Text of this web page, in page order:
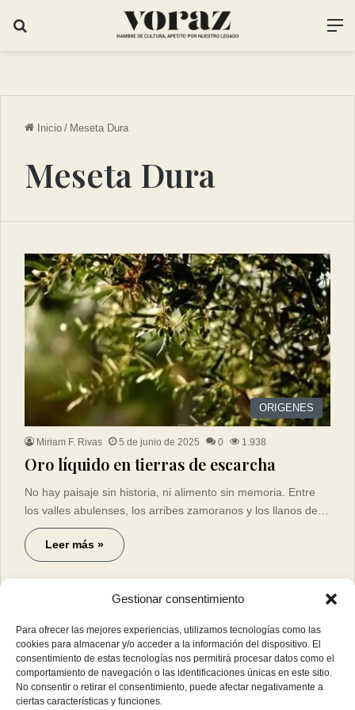
Gestionar consentimiento
Para ofrecer las mejores experiencias, utilizamos tecnologías como las
cookies para almacenar y/o acceder a la información del dispositivo. El
consentimiento de estas tecnologías nos permitirá procesar datos como el
comportamiento de navegación o las identificaciones únicas en este sitio.
No consentir o retirar el consentimiento, puede afectar negativamente a
ciertas características y funciones.
Inicio / Meseta Dura
Meseta Dura
ORIGENES
Miriam F. Rivas 5 de junio de 2025 0 1.938
Oro líquido en tierras de escarcha
No hay paisaje sin historia, ni alimento sin memoria. Entre
los valles abulenses, los arribes zamoranos y los llanos de…
Leer más »